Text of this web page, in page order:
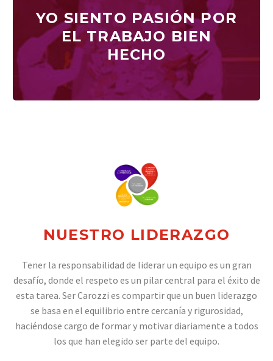
YO SIENTO PASIÓN POR
EL TRABAJO BIEN
HECHO
YO SIENTO PASIÓN POR
EL TRABAJO BIEN
HECHO
NUESTRO LIDERAZGO
Tener la responsabilidad de liderar un equipo es un gran
desafío, donde el respeto es un pilar central para el éxito de
esta tarea. Ser Carozzi es compartir que un buen liderazgo
se basa en el equilibrio entre cercanía y rigurosidad,
haciéndose cargo de formar y motivar diariamente a todos
los que han elegido ser parte del equipo.